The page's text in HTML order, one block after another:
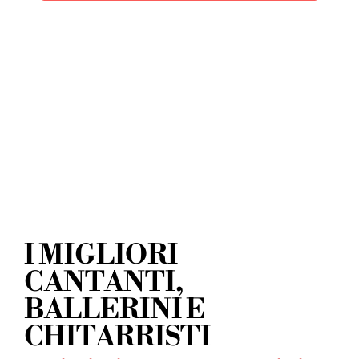
I MIGLIORI
CANTANTI,
BALLERINI E
CHITARRISTI